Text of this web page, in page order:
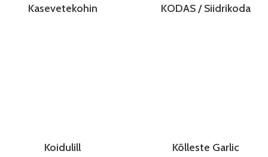
Kasevetekohin KODAS / Siidrikoda
Koidulill Kõlleste Garlic